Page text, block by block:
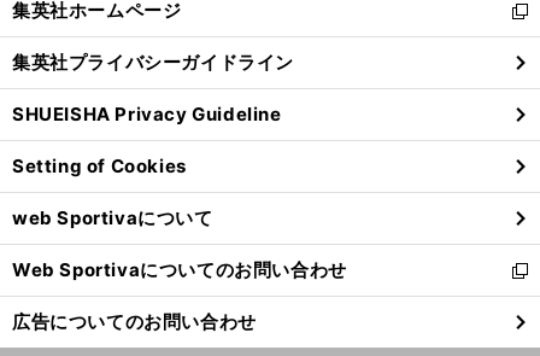
閉
る
集英社ホームページ
新
し
い
ウ
ィ
ン
ド
ウ
で
開
く
集英社プライバシーガイドライン
SHUEISHA Privacy Guideline
Setting of Cookies
web Sportivaについて
Web Sportivaについてのお問い合わせ
新
し
い
ウ
広告についてのお問い合わせ